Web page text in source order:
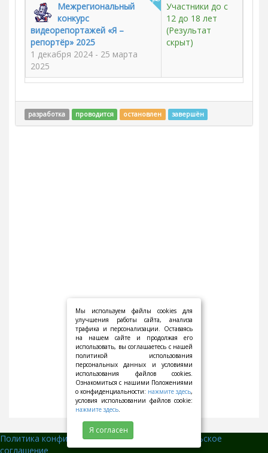
Межрегиональный
конкурс
видеорепортажей «Я –
репортёр» 2025
1 декабря 2024 - 25 марта
2025
Участники до с
12 до 18 лет
(Результат
скрыт)
разработка проводится остановлен завершён
Политика конфиденциальности||
Пользовательское
соглашение
Мы используем файлы cookies для
улучшения работы сайта, анализа
трафика и персонализации. Оставаясь
на нашем сайте и продолжая его
использовать, вы соглашаетесь с нашей
политикой использования
персональных данных и условиями
использования файлов cookies.
Ознакомиться с нашими Положениями
о конфиденциальности: нажмите здесь,
условия использовании файлов cookie:
нажмите здесь.
Я согласен